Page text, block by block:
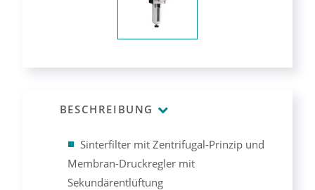
BESCHREIBUNG
Sinterfilter mit Zentrifugal-Prinzip und
Membran-Druckregler mit
Sekundärentlüftung